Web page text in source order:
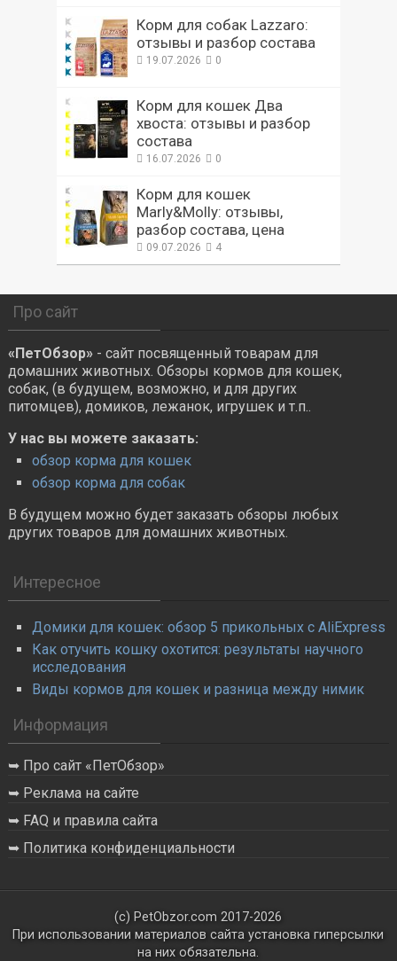
Корм для собак Lazzaro:
отзывы и разбор состава
19.07.2026 0
Корм для кошек Два
хвоста: отзывы и разбор
состава
16.07.2026 0
Корм для кошек
Marly&Molly: отзывы,
разбор состава, цена
09.07.2026 4
Про сайт
«ПетОбзор»- сайт посвященный товарам для
домашних животных. Обзоры кормов для кошек,
собак, (в будущем, возможно, и для других
питомцев), домиков, лежанок, игрушек и т.п..
У нас вы можете заказать:
обзор корма для кошек
обзор корма для собак
В будущем можно будет заказать обзоры любых
других товаров для домашних животных.
Интересное
Домики для кошек: обзор 5 прикольных с AliExpress
Как отучить кошку охотится: результаты научного
исследования
Виды кормов для кошек и разница между нимик
Информация
Про сайт «ПетОбзор»
Реклама на сайте
FAQ и правила сайта
Политика конфиденциальности
(с) PetObzor.com 2017-2026
При использовании материалов сайта установка гиперсылки
на них обязательна.